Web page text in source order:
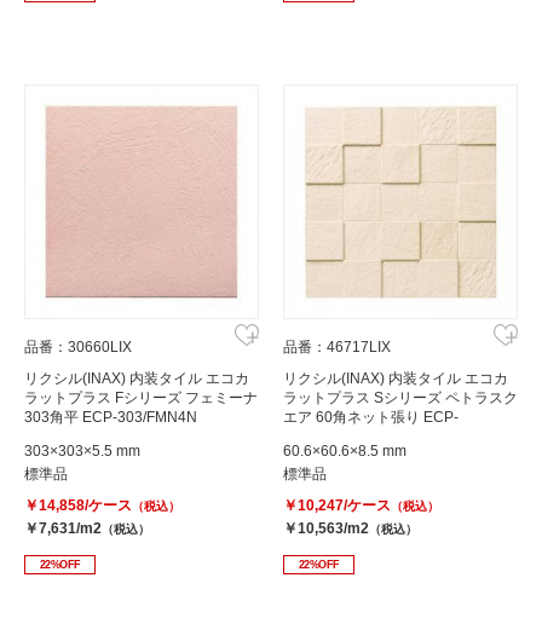
品番：30660LIX
リクシル(INAX) 内装タイル エコカ
ラットプラス Fシリーズ フェミーナ
303角平 ECP-303/FMN4N
303×303×5.5 mm
標準品
￥14,858/ケース （税込）
￥7,631/m2 （税込）
22%OFF
品番：46717LIX
リクシル(INAX) 内装タイル エコカ
ラットプラス Sシリーズ ペトラスク
エア 60角ネット張り ECP-
60.6×60.6×8.5 mm
標準品
￥10,247/ケース （税込）
￥10,563/m2 （税込）
22%OFF